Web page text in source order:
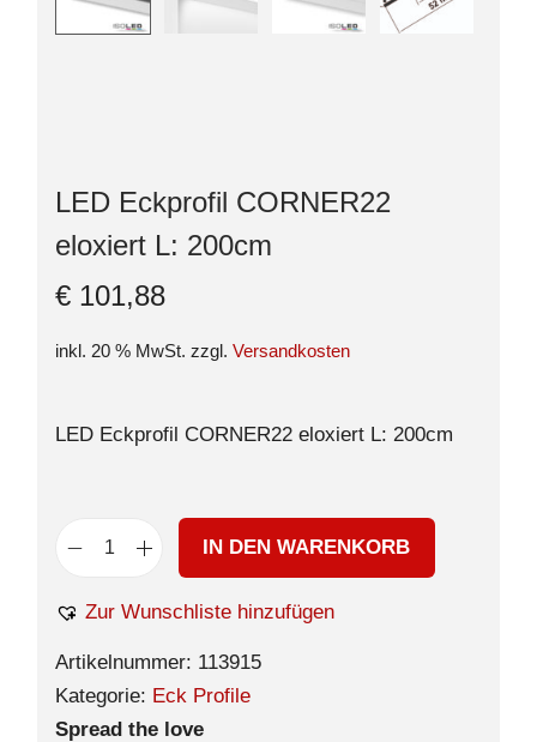
LED Eckprofil CORNER22
eloxiert L: 200cm
€ 101,88
inkl. 20 % MwSt. zzgl. Versandkosten
LED Eckprofil CORNER22 eloxiert L: 200cm
IN DEN WARENKORB
Zur Wunschliste hinzufügen
Artikelnummer: 113915
Kategorie: Eck Profile
Spread the love